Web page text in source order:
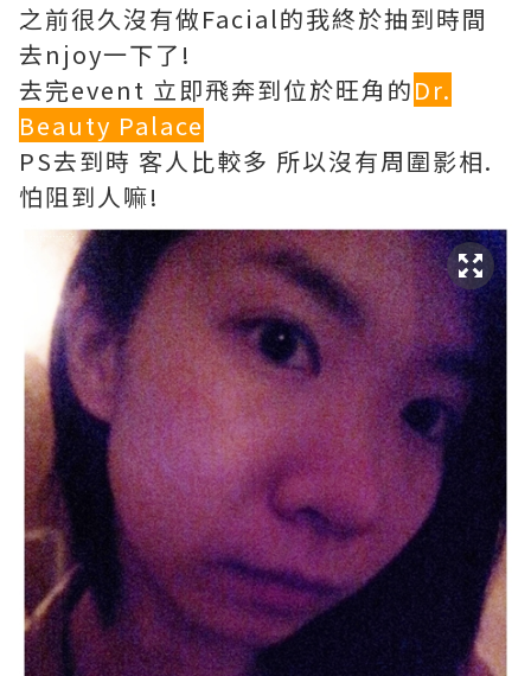
之前很久沒有做Facial的我終於抽到時間
去njoy一下了!
去完event 立即飛奔到位於旺角的Dr.
Beauty Palace
PS去到時 客人比較多 所以沒有周圍影相.
怕阻到人嘛!